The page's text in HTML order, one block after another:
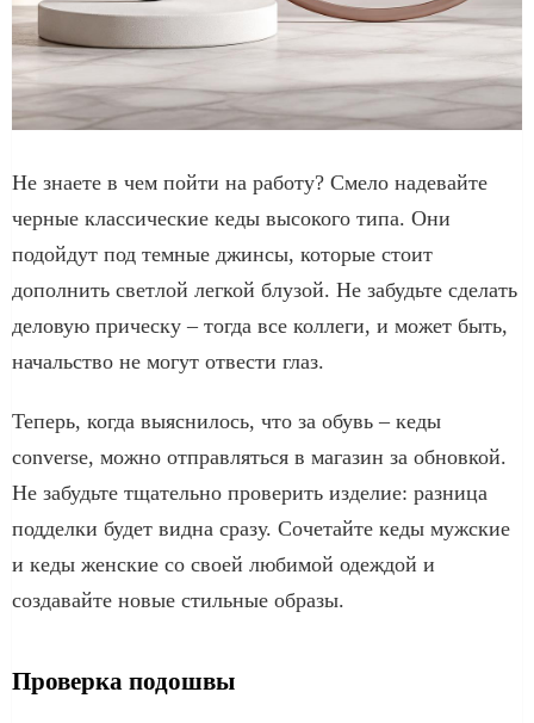
Не знаете в чем пойти на работу? Смело надевайте
черные классические кеды высокого типа. Они
подойдут под темные джинсы, которые стоит
дополнить светлой легкой блузой. Не забудьте сделать
деловую прическу – тогда все коллеги, и может быть,
начальство не могут отвести глаз.
Теперь, когда выяснилось, что за обувь – кеды
converse, можно отправляться в магазин за обновкой.
Не забудьте тщательно проверить изделие: разница
подделки будет видна сразу. Сочетайте кеды мужские
и кеды женские со своей любимой одеждой и
создавайте новые стильные образы.
Проверка подошвы